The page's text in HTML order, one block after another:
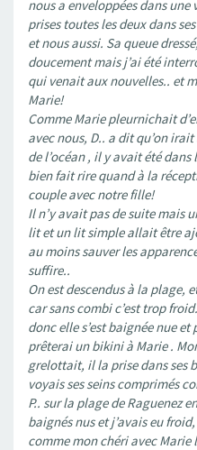
nous a enveloppées dans
prises toutes les deux dans
et nous aussi. Sa queue
doucement mais j’ai été
qui venait aux nouvelles.. et
Marie!
Comme Marie pleurnichait
avec nous, D.. a dit qu’on
de l’océan , il y avait été dans
bien fait rire quand à la
couple avec notre fille!
Il n’y avait pas de suite mais
lit et un lit simple allait être
au moins sauver les
suffire..
On est descendus à la plage,
car sans combi c’est trop
donc elle s’est baignée nue
prêterai un bikini à Marie .
grelottait, il la prise dans ses
voyais ses seins comprimés
P.. sur la plage de Raguenez
baignés nus et j’avais eu
comme mon chéri avec Marie